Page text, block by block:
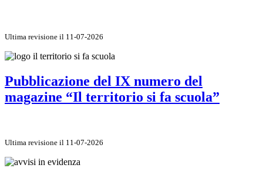
Ultima revisione il 11-07-2026
Pubblicazione del IX numero del
magazine “Il territorio si fa scuola”
Ultima revisione il 11-07-2026